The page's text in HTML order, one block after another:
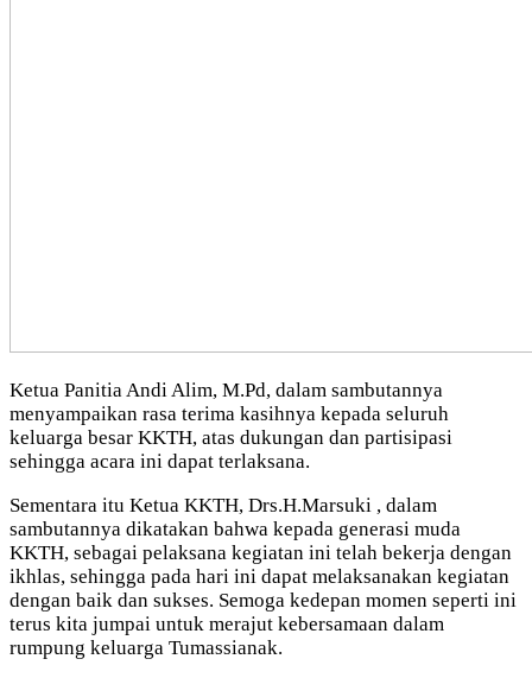
Ketua Panitia Andi Alim, M.Pd, dalam sambutannya
menyampaikan rasa terima kasihnya kepada seluruh
keluarga besar KKTH, atas dukungan dan partisipasi
sehingga acara ini dapat terlaksana.
Sementara itu Ketua KKTH, Drs.H.Marsuki , dalam
sambutannya dikatakan bahwa kepada generasi muda
KKTH, sebagai pelaksana kegiatan ini telah bekerja dengan
ikhlas, sehingga pada hari ini dapat melaksanakan kegiatan
dengan baik dan sukses. Semoga kedepan momen seperti ini
terus kita jumpai untuk merajut kebersamaan dalam
rumpung keluarga Tumassianak.